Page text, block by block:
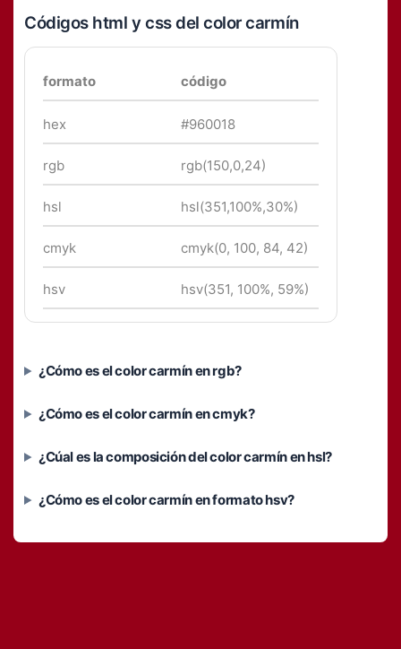
Códigos html y css del color carmín
formato código
hex #960018
rgb rgb(150,0,24)
hsl hsl(351,100%,30%)
cmyk cmyk(0, 100, 84, 42)
hsv hsv(351, 100%, 59%)
¿Cómo es el color carmín en rgb?
¿Cómo es el color carmín en cmyk?
¿Cúal es la composición del color carmín en hsl?
¿Cómo es el color carmín en formato hsv?